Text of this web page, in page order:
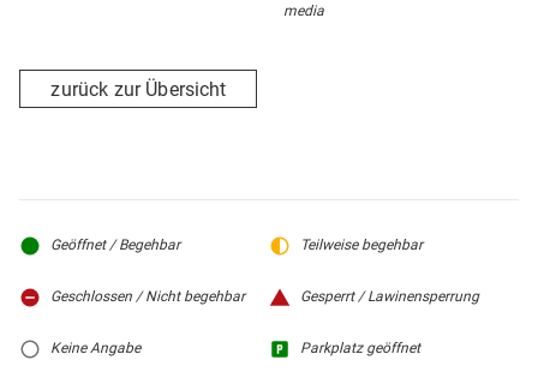
media
zurück zur Übersicht
Geöffnet / Begehbar Teilweise begehbar
Geschlossen / Nicht begehbar Gesperrt / Lawinensperrung
Keine Angabe Parkplatz geöffnet